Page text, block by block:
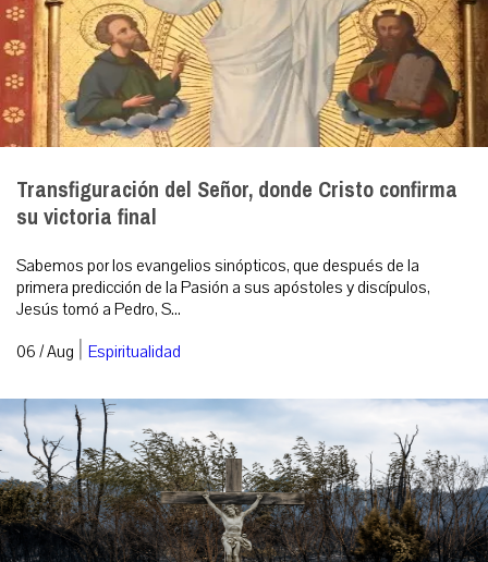
Transfiguración del Señor, donde Cristo confirma
su victoria final
Sabemos por los evangelios sinópticos, que después de la
primera predicción de la Pasión a sus apóstoles y discípulos,
Jesús tomó a Pedro, S...
06 / Aug | Espiritualidad